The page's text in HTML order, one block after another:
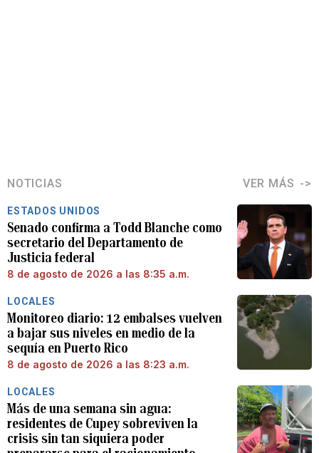
NOTICIAS VER MÁS
ESTADOS UNIDOS
Senado confirma a Todd Blanche como
secretario del Departamento de
Justicia federal
8 de agosto de 2026 a las 8:35 a.m.
LOCALES
Monitoreo diario: 12 embalses vuelven
a bajar sus niveles en medio de la
sequía en Puerto Rico
8 de agosto de 2026 a las 8:23 a.m.
LOCALES
Más de una semana sin agua:
residentes de Cupey sobreviven la
crisis sin tan siquiera poder